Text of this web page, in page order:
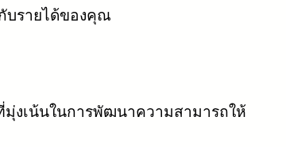
บรายได้ของคุณ
งเน้นในการพัฒนาความสามารถให้